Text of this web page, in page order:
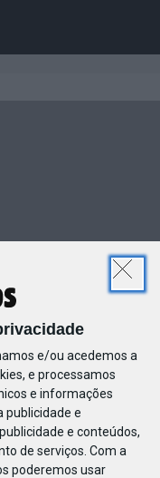
e/ou acedemos a
e processamos
e informações
publicidade e
e conteúdos,
de serviços. Com a
poderemos usar